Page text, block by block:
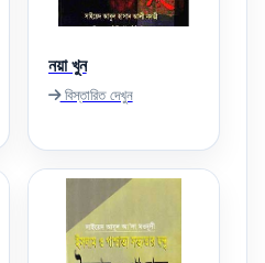
নয়া খুন
বিস্তারিত দেখুন